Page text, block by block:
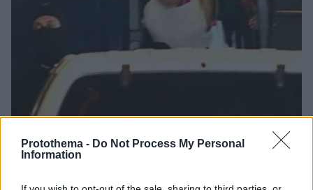
Protothema - Do Not Process My Personal
Information
Στη ΓΑΔΑ κρατείται η 46χρονη που κατηγορείται